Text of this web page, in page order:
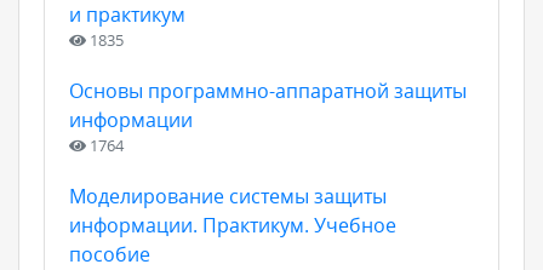
и практикум
1835
Основы программно-аппаратной защиты
информации
1764
Моделирование системы защиты
информации. Практикум. Учебное
пособие